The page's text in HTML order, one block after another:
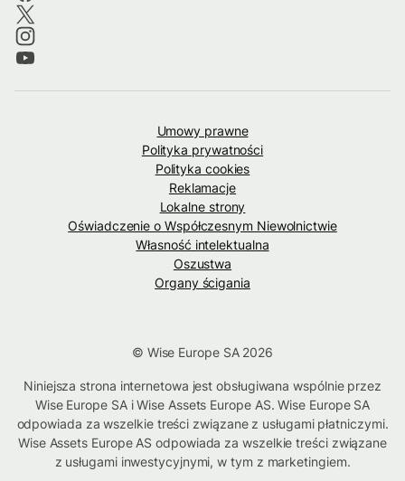
Umowy prawne
Polityka prywatności
Polityka cookies
Reklamacje
Lokalne strony
Oświadczenie o Współczesnym Niewolnictwie
Własność intelektualna
Oszustwa
Organy ścigania
© Wise Europe SA 2026
Niniejsza strona internetowa jest obsługiwana wspólnie przez
Wise Europe SA i Wise Assets Europe AS. Wise Europe SA
odpowiada za wszelkie treści związane z usługami płatniczymi.
Wise Assets Europe AS odpowiada za wszelkie treści związane
z usługami inwestycyjnymi, w tym z marketingiem.